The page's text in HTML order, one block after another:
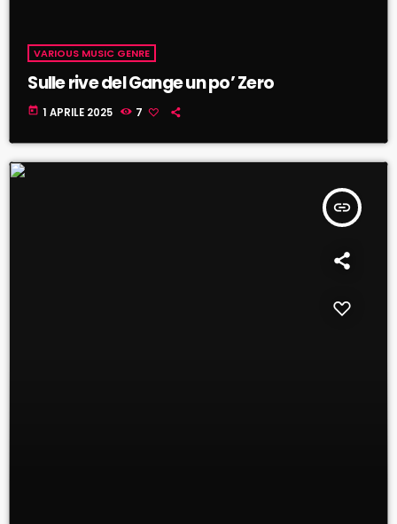
VARIOUS MUSIC GENRE
Sulle rive del Gange un po’ Zero
today 1 APRILE 2025 7
insert_link